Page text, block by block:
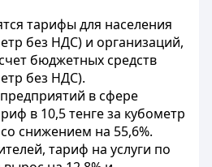
тарифы для населения
без НДС) и организаций,
бюджетных средств
без НДС).
в сфере
в 10,5 тенге за кубометр
снижением на 55,6%.
тариф на услуги по